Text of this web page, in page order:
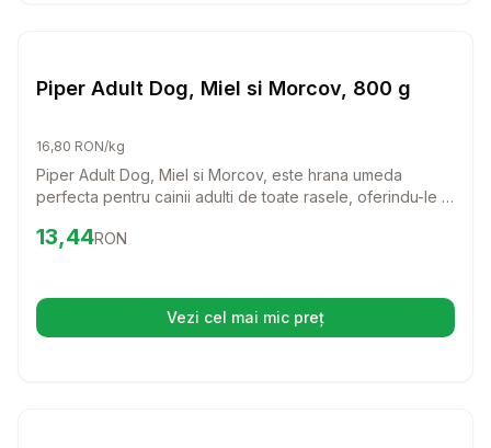
Hrana Umeda Caini
Piper Adult Dog, Miel si Morcov, 800 g
16,80 RON/kg
Piper Adult Dog, Miel si Morcov, este hrana umeda
perfecta pentru cainii adulti de toate rasele, oferindu-le o
calitate, aceasta hrana va mentine cainele tau sanatos si
Preț:13.44
13,44RON
Vezi cel mai mic preț(se deschide într-o filă nouă)